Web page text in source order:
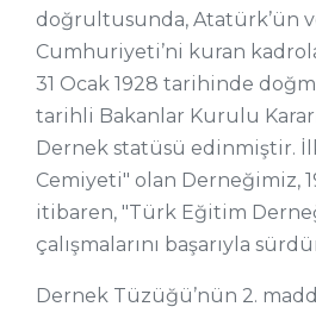
doğrultusunda, Atatürk’ün
Cumhuriyeti’ni kuran
31 Ocak 1928 tarihinde
tarihli Bakanlar Kurulu
Dernek statüsü edinmiştir.
Cemiyeti" olan Derneğimiz,
itibaren, "Türk Eğitim
çalışmalarını başarıyla
Dernek Tüzüğü’nün 2.